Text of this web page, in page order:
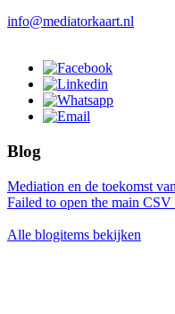
info@mediatorkaart.nl
Blog
Mediation en de toekomst
Failed to open the main CSV
Alle blogitems bekijken